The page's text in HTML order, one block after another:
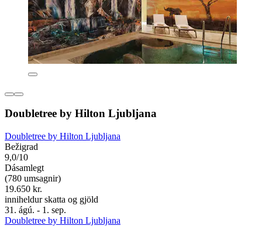
Doubletree by Hilton Ljubljana
Doubletree by Hilton Ljubljana
Bežigrad
9,0/10
Dásamlegt
(780 umsagnir)
19.650 kr.
inniheldur skatta og gjöld
31. ágú. - 1. sep.
Doubletree by Hilton Ljubljana